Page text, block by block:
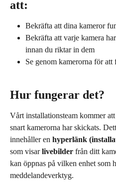
att:
Bekräfta att dina kameror
Bekräfta att varje kamera
innan du riktar in dem
Se genom kamerorna för
Hur fungerar det?
Vårt installationsteam kommer
snart kamerorna har skickats.
innehåller en hyperlänk
som visar livebilder från ditt
kan öppnas på vilken enhet som
meddelandeverktyg.